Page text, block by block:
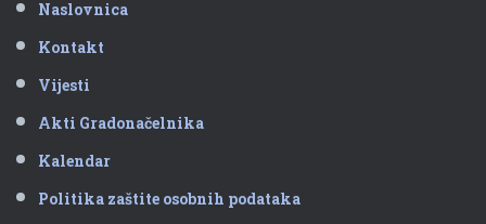
Naslovnica
Kontakt
Vijesti
Akti Gradonačelnika
Kalendar
Politika zaštite osobnih podataka